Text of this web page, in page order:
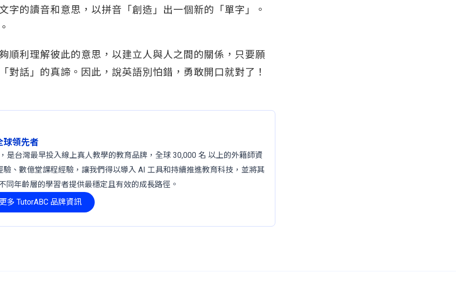
字的讀音和意思，以拼音「創造」出一個新的「單字」。
順利理解彼此的意思，以建立人與人之間的關係，只要願
對話」的真諦。因此，說英語別怕錯，勇敢開口就對了！
球領先者
是台灣最早投入線上真人教學的教育品牌，全球 30,000 名 以上的外籍師資
、數億堂課程經驗，讓我們得以導入 AI 工具和持續推進教育科技，並將其
同年齡層的學習者提供最穩定且有效的成長路徑。
多 TutorABC 品牌資訊